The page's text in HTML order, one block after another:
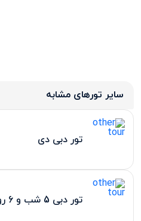
سایر تورهای مشابه
تور دبی دی
تور دبی 5 شب و 6 روز